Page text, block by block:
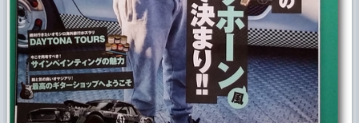
2022年6月8 日
ブログに 「◆6月インスタグラム更新の事例
から」を追加しました。
2022年6月4 日
ブログに 「◆6月インスタグラム更新の事例
から」を追加しました。